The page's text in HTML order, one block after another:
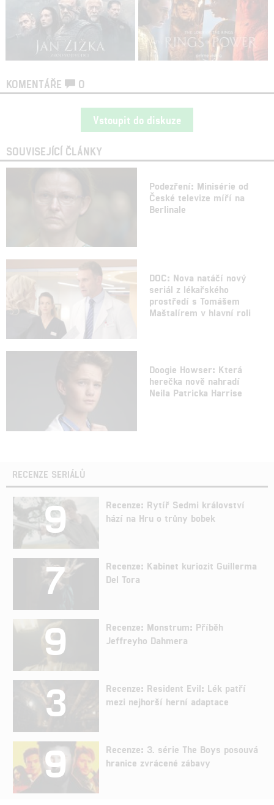
KOMENTÁŘE 0
Vstoupit do diskuze
SOUVISEJÍCÍ ČLÁNKY
Podezření: Minisérie od
České televize míří na
Berlinale
DOC: Nova natáčí nový
seriál z lékařského
prostředí s Tomášem
Maštalírem v hlavní roli
Doogie Howser: Která
herečka nově nahradí
Neila Patricka Harrise
RECENZE SERIÁLŮ
9
Recenze: Rytíř Sedmi království
hází na Hru o trůny bobek
7
Recenze: Kabinet kuriozit Guillerma
Del Tora
9
Recenze: Monstrum: Příběh
Jeffreyho Dahmera
3
Recenze: Resident Evil: Lék patří
mezi nejhorší herní adaptace
9
Recenze: 3. série The Boys posouvá
hranice zvrácené zábavy